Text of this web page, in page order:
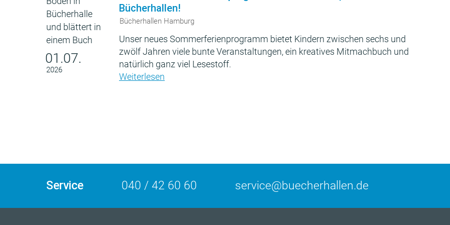
01.07.
2026
Bücherhallen!
Bücherhallen Hamburg
Unser neues Sommerferienprogramm bietet Kindern zwischen sechs und
zwölf Jahren viele bunte Veranstaltungen, ein kreatives Mitmachbuch und
natürlich ganz viel Lesestoff.
Weiterlesen
Service 040 / 42 60 60 service@buecherhallen.de